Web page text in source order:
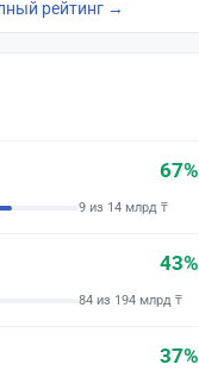
рейтинг →
67%
9 из 14 млрд ₸
43%
84 из 194 млрд ₸
37%